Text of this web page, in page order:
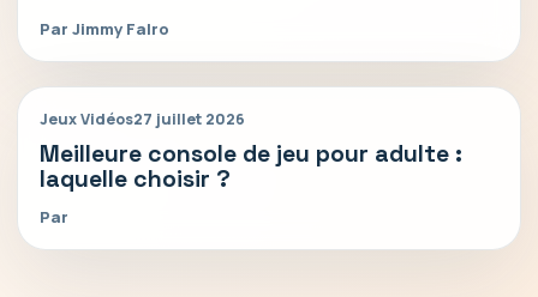
Par Jimmy Falro
Jeux Vidéos27 juillet 2026
Meilleure console de jeu pour adulte :
laquelle choisir ?
Par